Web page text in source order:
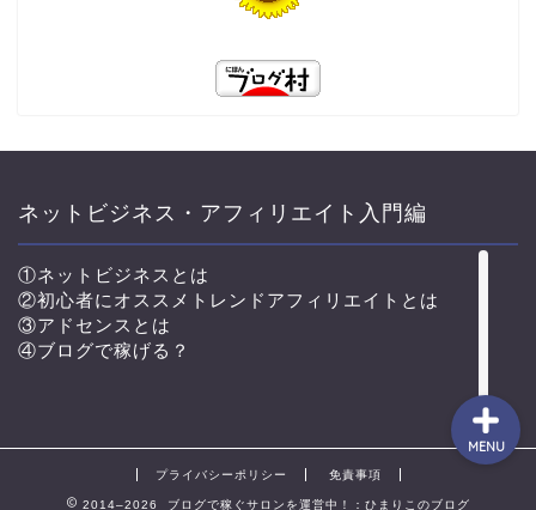
ネットビジネス・アフィリエイト入門編
①ネットビジネスとは
②初心者にオススメトレンドアフィリエイトとは
③アドセンスとは
④ブログで稼げる？
プライバシーポリシー 免責事項
2014–2026 ブログで稼ぐサロンを運営中！：ひまりこのブログ
MENU
コンサルと独自教材につい